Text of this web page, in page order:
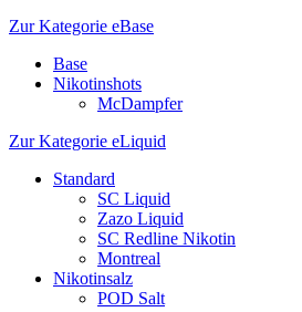
Zur Kategorie eBase
Base
Nikotinshots
McDampfer
Zur Kategorie eLiquid
Standard
SC Liquid
Zazo Liquid
SC Redline Nikotin
Montreal
Nikotinsalz
POD Salt